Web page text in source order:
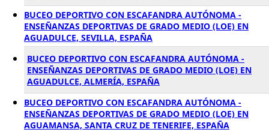
BUCEO DEPORTIVO CON ESCAFANDRA AUTÓNOMA -
ENSEÑANZAS DEPORTIVAS DE GRADO MEDIO (LOE) EN
AGUADULCE, SEVILLA, ESPAÑA
BUCEO DEPORTIVO CON ESCAFANDRA AUTÓNOMA -
ENSEÑANZAS DEPORTIVAS DE GRADO MEDIO (LOE) EN
AGUADULCE, ALMERÍA, ESPAÑA
BUCEO DEPORTIVO CON ESCAFANDRA AUTÓNOMA -
ENSEÑANZAS DEPORTIVAS DE GRADO MEDIO (LOE) EN
AGUAMANSA, SANTA CRUZ DE TENERIFE, ESPAÑA